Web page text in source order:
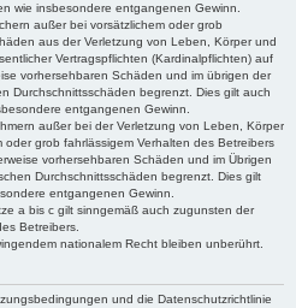
wie insbesondere entgangenen Gewinn.
außer bei vorsätzlichem oder grob
aus der Verletzung von Leben, Körper und
Vertragspflichten (Kardinalpflichten) auf
vorhersehbaren Schäden und im übrigen der
Durchschnittsschäden begrenzt. Dies gilt auch
entgangenen Gewinn.
außer bei der Verletzung von Leben, Körper
grob fahrlässigem Verhalten des Betreibers
vorhersehbaren Schäden und im Übrigen
Durchschnittsschäden begrenzt. Dies gilt
entgangenen Gewinn.
a bis c gilt sinngemäß auch zugunsten der
Betreibers.
nationalem Recht bleiben unberührt.
und die Datenschutzrichtlinie